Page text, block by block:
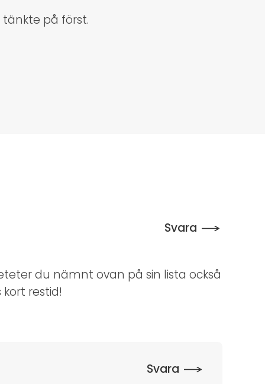
på först.
Svara
du nämnt ovan på sin lista också
restid!
Svara